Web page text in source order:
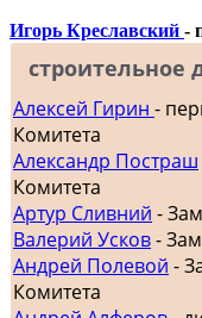
Игорь Креславский -
строительное
Алексей Гирин -
Комитета
Александр Постраш
Комитета
Артур Сливний -
Валерий Усков-
Андрей Полевой -
Комитета